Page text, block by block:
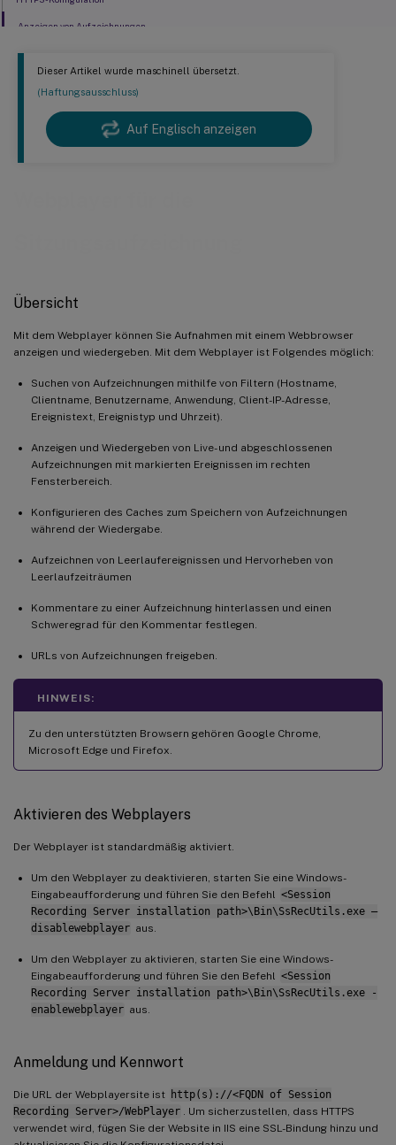
Dieser Artikel wurde maschinell übersetzt.
(Haftungsausschluss)
Auf Englisch anzeigen
Übersicht
Mit dem Webplayer können Sie Aufnahmen mit einem Webbrowser
anzeigen und wiedergeben. Mit dem Webplayer ist Folgendes möglich:
Suchen von Aufzeichnungen mithilfe von Filtern (Hostname,
Clientname, Benutzername, Anwendung, Client-IP-Adresse,
Ereignistext, Ereignistyp und Uhrzeit).
Anzeigen und Wiedergeben von Live- und abgeschlossenen
Aufzeichnungen mit markierten Ereignissen im rechten
Fensterbereich.
Konfigurieren des Caches zum Speichern von Aufzeichnungen
während der Wiedergabe.
Aufzeichnen von Leerlaufereignissen und Hervorheben von
Leerlaufzeiträumen
Kommentare zu einer Aufzeichnung hinterlassen und einen
Schweregrad für den Kommentar festlegen.
URLs von Aufzeichnungen freigeben.
HINWEIS:
Zu den unterstützten Browsern gehören Google Chrome,
Microsoft Edge und Firefox.
Aktivieren des Webplayers
Der Webplayer ist standardmäßig aktiviert.
Um den Webplayer zu deaktivieren, starten Sie eine Windows-
Eingabeaufforderung und führen Sie den Befehl <Session
Recording Server installation path>\Bin\SsRecUtils.exe –
disablewebplayer aus.
Um den Webplayer zu aktivieren, starten Sie eine Windows-
Eingabeaufforderung und führen Sie den Befehl <Session
Recording Server installation path>\Bin\SsRecUtils.exe -
enablewebplayer aus.
Anmeldung und Kennwort
Die URL der Webplayersite ist http(s)://<FQDN of Session
Recording Server>/WebPlayer
. Um sicherzustellen, dass HTTPS
verwendet wird, fügen Sie der Website in IIS eine SSL-Bindung hinzu und
Anzeigen von Aufzeichnungen